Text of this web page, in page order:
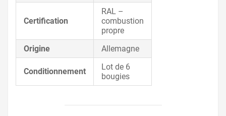
Certification
RAL –
combustion
propre
Origine
Allemagne
Conditionnement
Lot de 6
bougies